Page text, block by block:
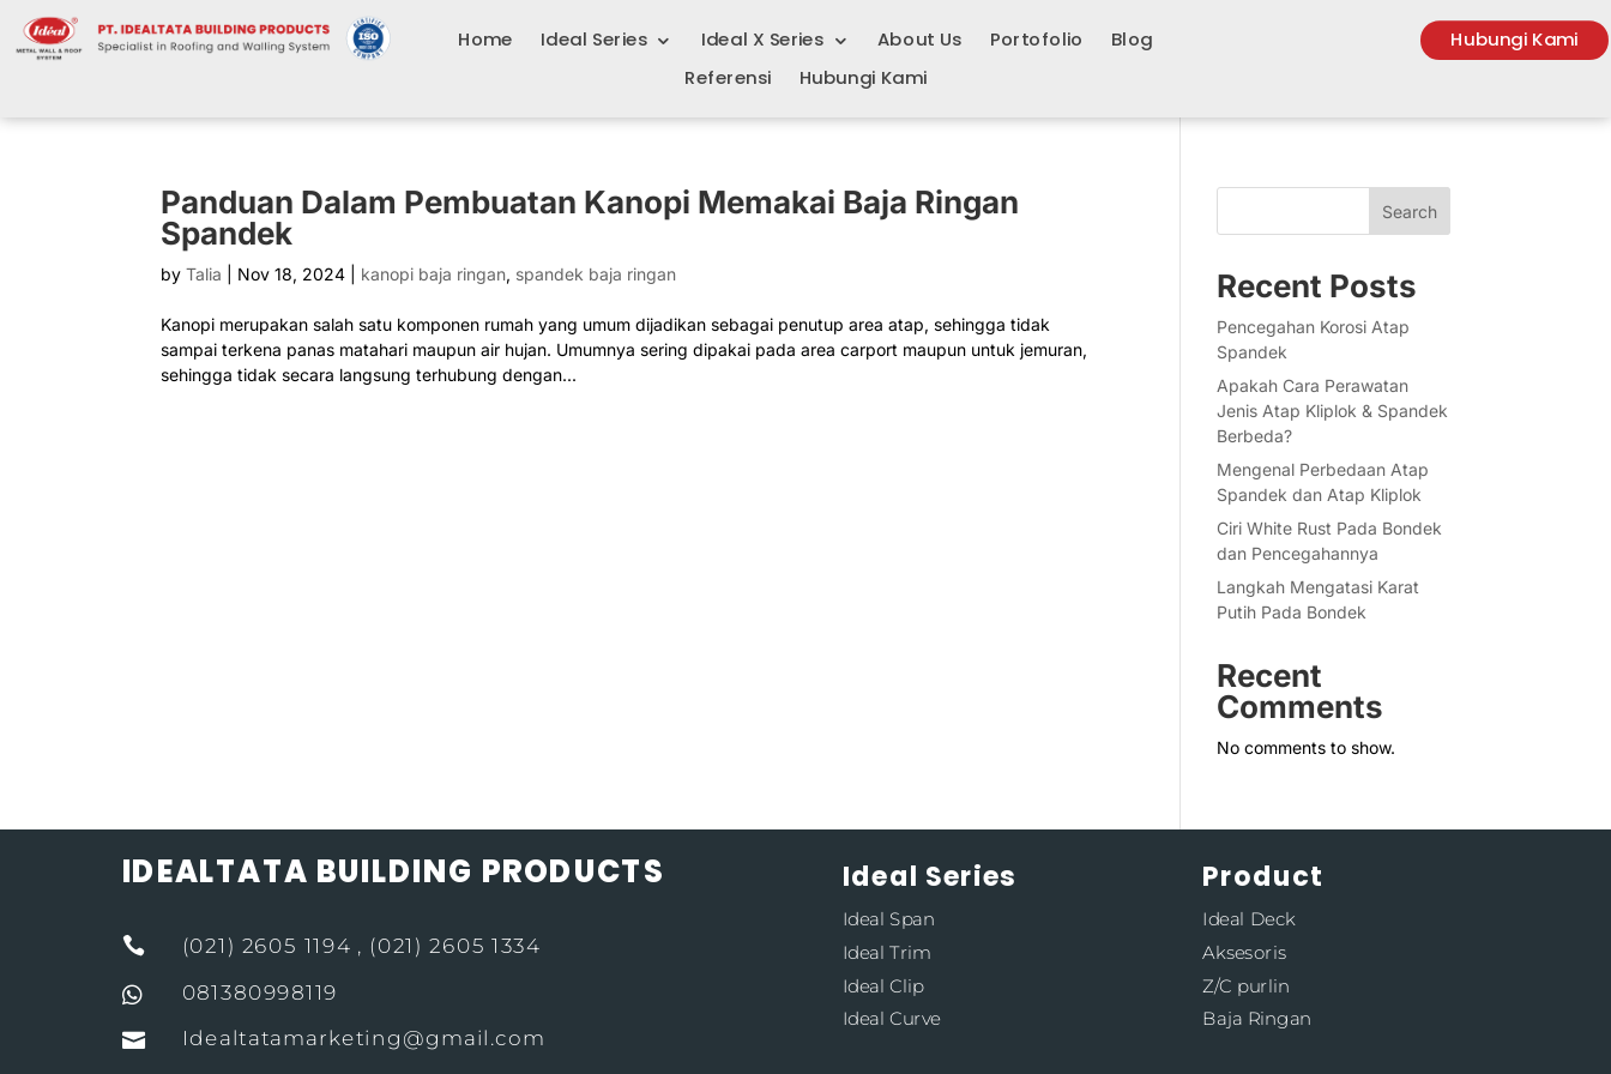
Home Ideal Series Ideal X Series About Us Portofolio
Blog
Referensi
Hubungi Kami
Hubungi Kami
Panduan Dalam Pembuatan Kanopi Memakai Baja Ringan
Spandek
byTalia Nov 18, 2024 kanopi baja ringan, spandek baja ringan
Kanopi merupakan salah satu komponen rumah yang umum dijadikan sebagai penutup area atap, sehingga tidak
sampai terkena panas matahari maupun air hujan. Umumnya sering dipakai pada area carport maupun untuk jemuran,
sehingga tidak secara langsung terhubung dengan...
Search
Recent Posts
Pencegahan Korosi Atap
Spandek
Apakah Cara Perawatan
Jenis Atap Kliplok & Spandek
Berbeda?
Mengenal Perbedaan Atap
Spandek dan Atap Kliplok
Ciri White Rust Pada Bondek
dan Pencegahannya
Langkah Mengatasi Karat
Putih Pada Bondek
Recent
Comments
No comments to show.
IDEALTATA BUILDING PRODUCTS
 (021) 2605 1194 , (021) 2605 1334
 081380998119
 Idealtatamarketing@gmail.com
Ideal Series
Ideal Span
Ideal Trim
Ideal Clip
Ideal Curve
Product
Ideal Deck
Aksesoris
Z/C purlin
Baja Ringan